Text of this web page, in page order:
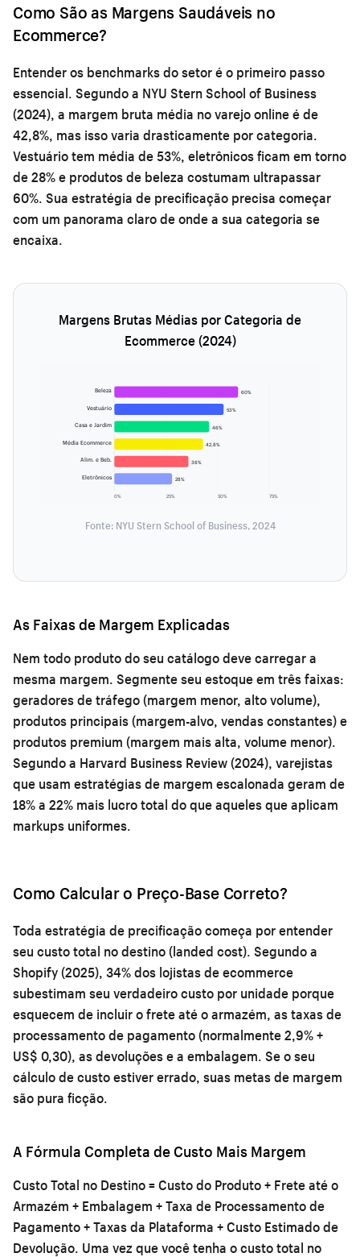
Como São as Margens Saudáveis no
Ecommerce?
Entender os benchmarks do setor é o primeiro passo
essencial. Segundo a NYU Stern School of Business
(2024), a margem bruta média no varejo online é de
42,8%, mas isso varia drasticamente por categoria.
Vestuário tem média de 53%, eletrônicos ficam em torno
de 28% e produtos de beleza costumam ultrapassar
60%. Sua estratégia de precificação precisa começar
com um panorama claro de onde a sua categoria se
encaixa.
Margens Brutas Médias por Categoria de
Ecommerce (2024)
0% 25% 50% 75%
Beleza 60%
Vestuário 53%
Casa e Jardim 46%
Média Ecommerce 42,8%
Alim. e Beb. 36%
Eletrônicos 28%
Fonte: NYU Stern School of Business, 2024
As Faixas de Margem Explicadas
Nem todo produto do seu catálogo deve carregar a
mesma margem. Segmente seu estoque em três faixas:
geradores de tráfego (margem menor, alto volume),
produtos principais (margem-alvo, vendas constantes) e
produtos premium (margem mais alta, volume menor).
Segundo a Harvard Business Review (2024), varejistas
que usam estratégias de margem escalonada geram de
18% a 22% mais lucro total do que aqueles que aplicam
markups uniformes.
Como Calcular o Preço-Base Correto?
Toda estratégia de precificação começa por entender
seu custo total no destino (landed cost). Segundo a
Shopify (2025), 34% dos lojistas de ecommerce
subestimam seu verdadeiro custo por unidade porque
esquecem de incluir o frete até o armazém, as taxas de
processamento de pagamento (normalmente 2,9% +
US$ 0,30), as devoluções e a embalagem. Se o seu
cálculo de custo estiver errado, suas metas de margem
são pura ficção.
A Fórmula Completa de Custo Mais Margem
Custo Total no Destino = Custo do Produto + Frete até o
Armazém + Embalagem + Taxa de Processamento de
Pagamento + Taxas da Plataforma + Custo Estimado de
Devolução. Uma vez que você tenha o custo total no